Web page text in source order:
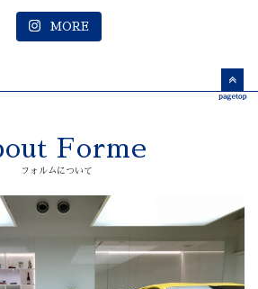
MORE
Forme
フォルムについて